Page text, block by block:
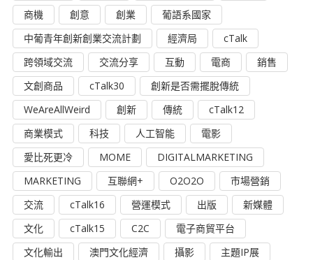
商機
創意 創業
葡語系國家
中葡青年創新創業交流計劃
經濟局
cTalk
跨領域交流
交流分享 互動 電商
銷售
文創商品
cTalk30
創新是否需擺脫傳統
WeAreAllWeird
創新 傳統
cTalk12
商業模式
科技 人工智能
電影
愛比死更冷
MOME
DIGITALMARKETING
MARKETING
互聯網+ O2O2O
市場營銷
交流
cTalk16 營運模式 出版
新媒體
文化
cTalk15 C2C
電子商貿平台
文化輸出
澳門文化經濟 攝影
主題IP展